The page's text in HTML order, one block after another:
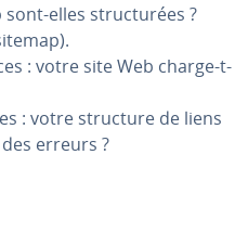
sont-elles struc­tu­rées ?
: votre site Web charge-t-
: votre structure de liens
erreurs ?